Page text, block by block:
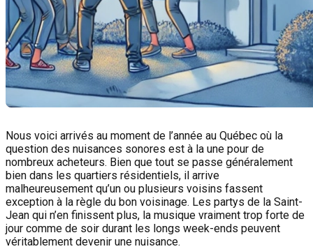
Nous voici arrivés au moment de l’année au Québec où la
question des nuisances sonores est à la une pour de
nombreux acheteurs. Bien que tout se passe généralement
bien dans les quartiers résidentiels, il arrive
malheureusement qu’un ou plusieurs voisins fassent
exception à la règle du bon voisinage. Les partys de la Saint-
Jean qui n’en finissent plus, la musique vraiment trop forte de
jour comme de soir durant les longs week-ends peuvent
véritablement devenir une nuisance.